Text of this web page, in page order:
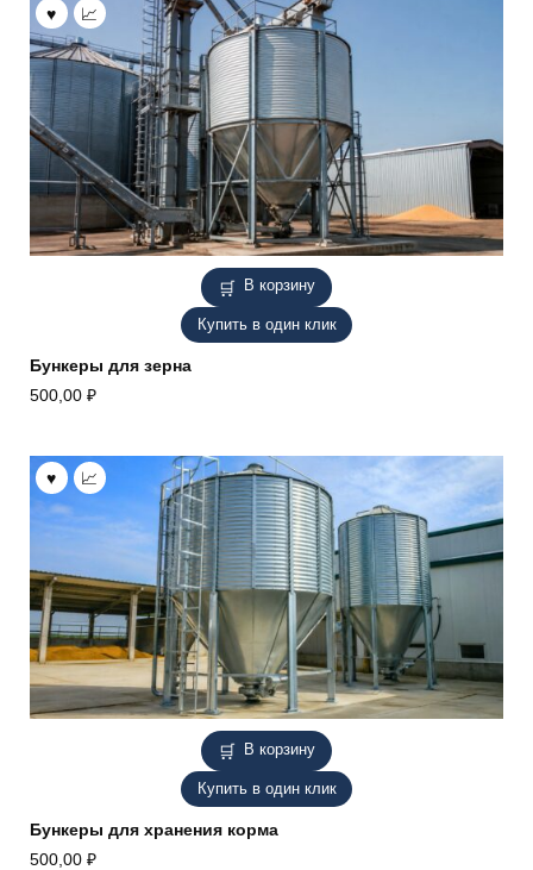
В корзину
Купить в один клик
Бункеры для зерна
500,00 ₽
В корзину
Купить в один клик
Бункеры для хранения корма
500,00 ₽